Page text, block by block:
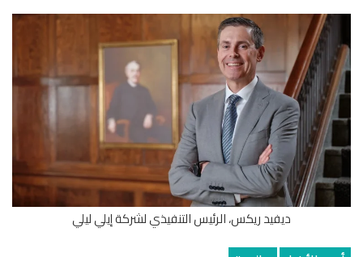
ديفيد ريكس، الرئيس التنفيذي لشركة إيلي ليلي